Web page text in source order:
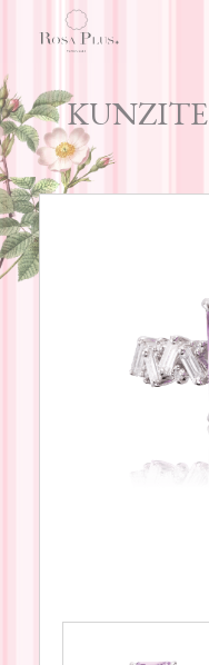
HOME
TOPICS
ITEMS
ACCESS
CONTACT
ONLINE SHOP
お問い合わせ
KUNZITE